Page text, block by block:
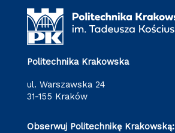
Politechnika Krakowska
ul. Warszawska 24
31-155 Kraków
Obserwuj Politechnikę Krakowską: